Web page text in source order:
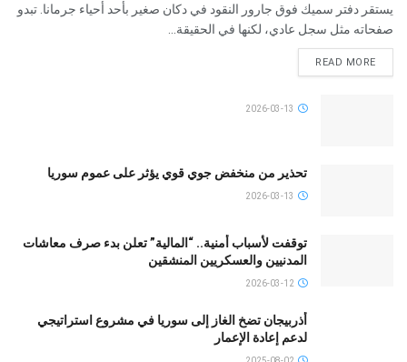
يستقر دفتر سميك فوق جارور النقود في دكان صغير بأحد أحياء جرمانا. تبدو
صفحاته مثل سجل عادي، لكنها في الحقيقة...
READ MORE
تحذير من منخفض جوي قوي يؤثر على عموم سوريا
توقفت لأسباب أمنية.. “المالية” تعلن بدء صرف معاشات
المدنيين والعسكريين المنشقين
أذربيجان تضخ الغاز إلى سوريا في مشروع استراتيجي
لدعم إعادة الإعمار